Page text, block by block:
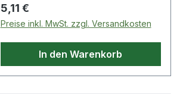
Regulärer Preis:
5,11 €
Preise inkl. MwSt. zzgl. Versandkosten
In den Warenkorb